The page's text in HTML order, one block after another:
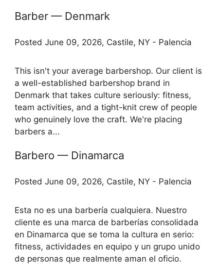
Barber — Denmark
Posted June 09, 2026, Castile, NY - Palencia
This isn't your average barbershop. Our client is
a well-established barbershop brand in
Denmark that takes culture seriously: fitness,
team activities, and a tight-knit crew of people
who genuinely love the craft. We're placing
barbers a...
Barbero — Dinamarca
Posted June 09, 2026, Castile, NY - Palencia
Esta no es una barbería cualquiera. Nuestro
cliente es una marca de barberías consolidada
en Dinamarca que se toma la cultura en serio:
fitness, actividades en equipo y un grupo unido
de personas que realmente aman el oficio.